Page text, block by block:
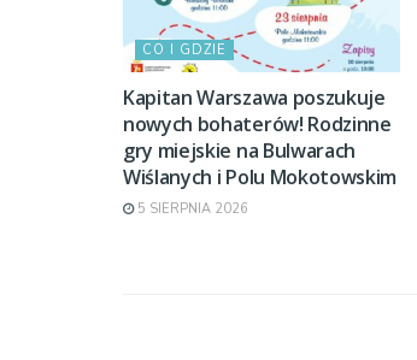
CO I GDZIE
Kapitan Warszawa poszukuje
nowych bohaterów! Rodzinne
gry miejskie na Bulwarach
Wiślanych i Polu Mokotowskim
5 SIERPNIA 2026